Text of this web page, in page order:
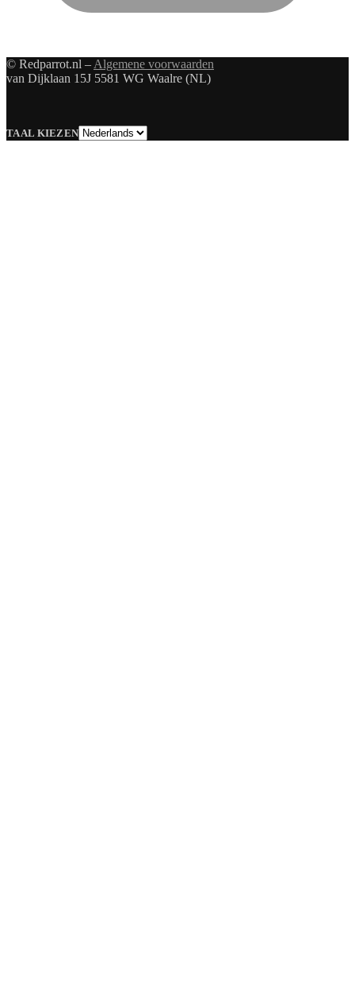
© Redparrot.nl – Algemene voorwaarden
van Dijklaan 15J 5581 WG Waalre (NL)
TAAL KIEZENTaal